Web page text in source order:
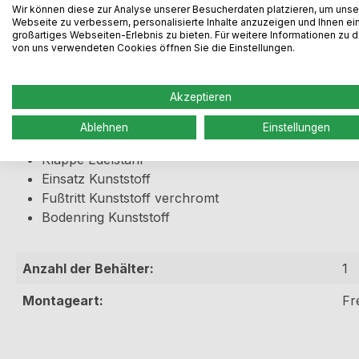
Kleiner freistehender Wesco Abfallsammler 12 Liter, in
weiß
Abfallvolumen 12 Liter
Korpus pulverbeschichtetes Stahlblech
Klappe Edelstahl
Einsatz Kunststoff
Fußtritt Kunststoff verchromt
Bodenring Kunststoff
Anzahl der Behälter:
1
Montageart:
Wir können diese zur Analyse unserer Besucherdaten platzieren, um
Webseite zu verbessern, personalisierte Inhalte anzuzeigen und Ihnen ein
großartiges Webseiten-Erlebnis zu bieten. Für weitere Informationen zu
von uns verwendeten Cookies öffnen Sie die Einstellungen.
Akzeptieren
Ablehnen Einstellungen